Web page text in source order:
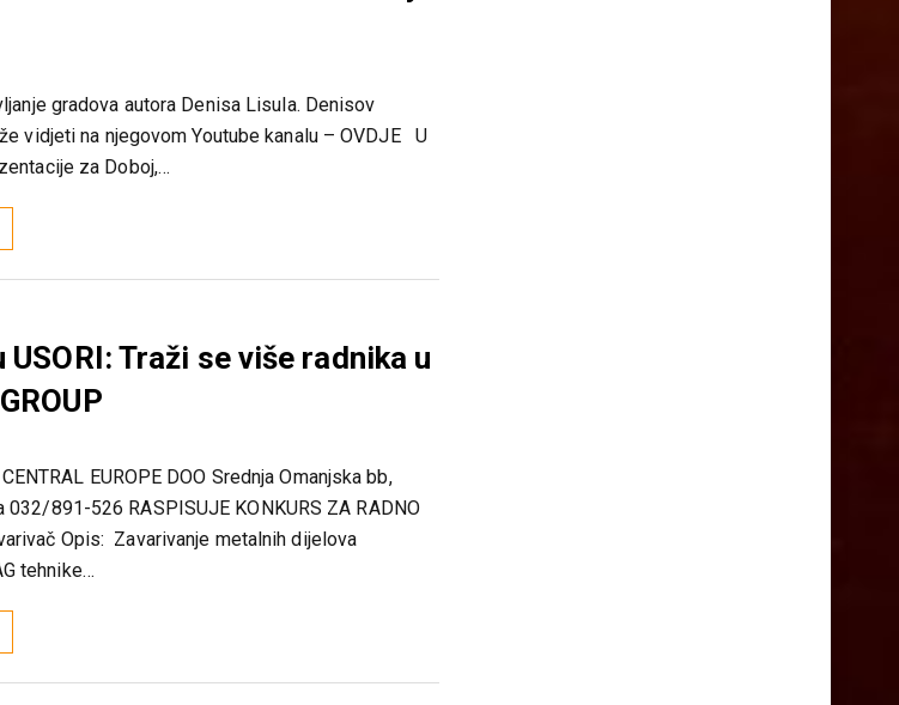
VIDEO PREZENTACIJA by
gradova autora Denisa Lisula. Denisov
vidjeti na njegovom Youtube kanalu – OVDJE U
za Doboj,…
USORI: Traži se više radnika u
CENTRAL EUROPE DOO Srednja Omanjska bb,
032/891-526 RASPISUJE KONKURS ZA RADNO
Opis: Zavarivanje metalnih dijelova
tehnike…